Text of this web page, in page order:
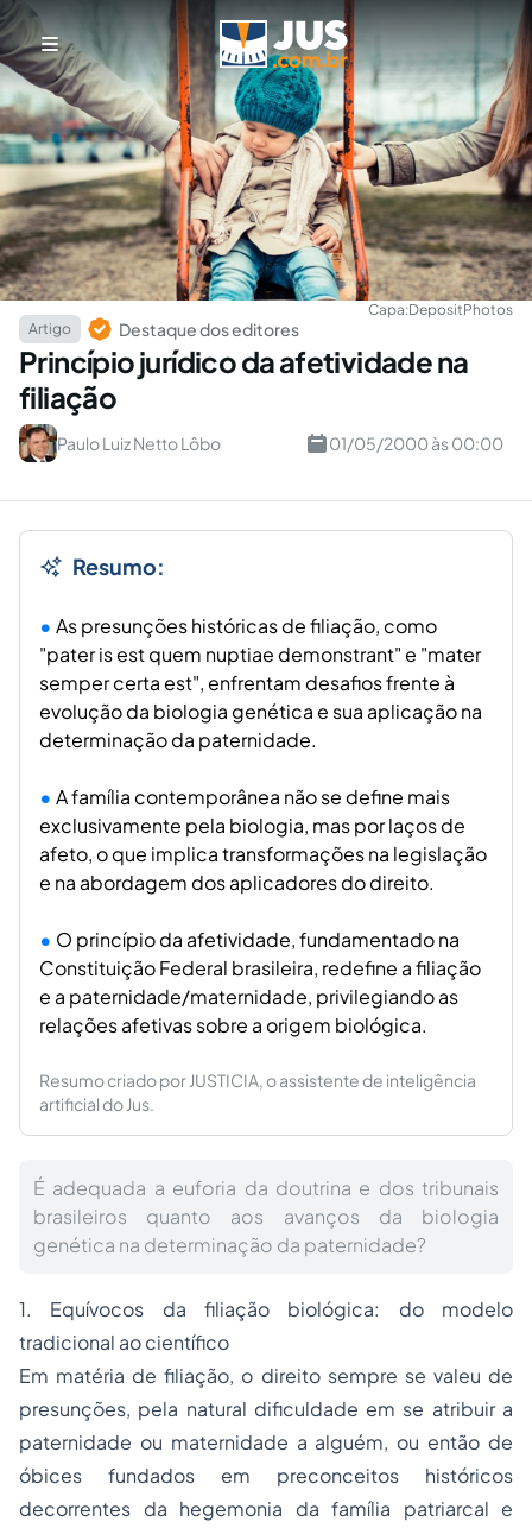
Capa:DepositPhotos
Artigo
Destaque dos editores
Princípio jurídico da afetividade na
filiação
Paulo Luiz Netto Lôbo 01/05/2000 às 00:00
Resumo:
As presunções históricas de filiação, como
"pater is est quem nuptiae demonstrant" e "mater
semper certa est", enfrentam desafios frente à
evolução da biologia genética e sua aplicação na
determinação da paternidade.
A família contemporânea não se define mais
exclusivamente pela biologia, mas por laços de
afeto, o que implica transformações na legislação
e na abordagem dos aplicadores do direito.
O princípio da afetividade, fundamentado na
Constituição Federal brasileira, redefine a filiação
e a paternidade/maternidade, privilegiando as
relações afetivas sobre a origem biológica.
Resumo criado por JUSTICIA, o assistente de inteligência
artificial do Jus.
É adequada a euforia da doutrina e dos tribunais
brasileiros quanto aos avanços da biologia
genética na determinação da paternidade?
1. Equívocos da filiação biológica: do modelo
tradicional ao científico
Em matéria de filiação, o direito sempre se valeu de
presunções, pela natural dificuldade em se atribuir a
paternidade ou maternidade a alguém, ou então de
óbices fundados em preconceitos históricos
decorrentes da hegemonia da família patriarcal e